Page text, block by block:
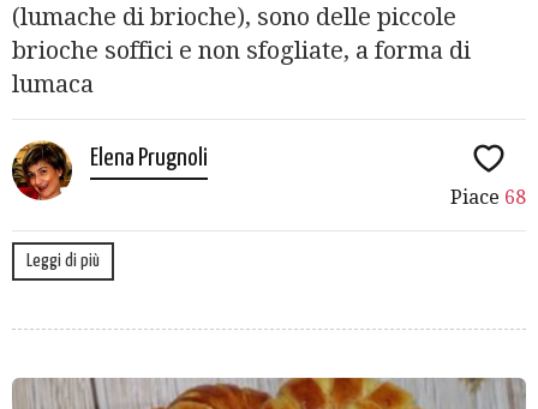
(lumache di brioche), sono delle piccole
brioche soffici e non sfogliate, a forma di
lumaca
Elena Prugnoli
Piace 68
Leggi di più